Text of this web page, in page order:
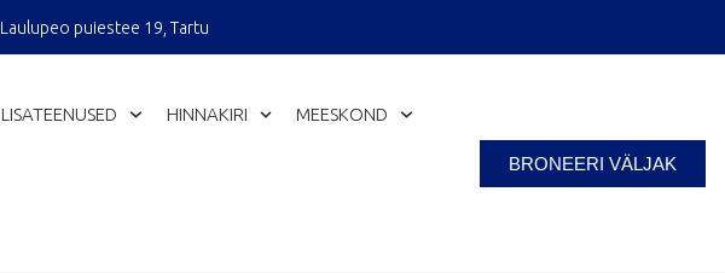
Laulupeo puiestee 19, Tartu
LISATEENUSED HINNAKIRI MEESKOND
BRONEERI VÄLJAK